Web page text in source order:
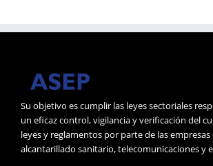
Su objetivo es cumplir las leyes sectoriales
un eficaz control, vigilancia y verificación del
leyes y reglamentos por parte de las
alcantarillado sanitario, telecomunicaciones y